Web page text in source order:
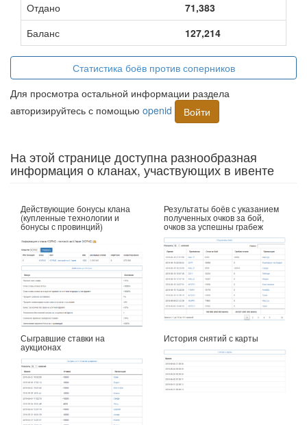
Отдано
71,383
Баланс
127,214
Статистика боёв против соперников
Для просмотра остальной информации раздела
авторизируйтесь с помощью openid Войти
На этой странице доступна разнообразная
информация о кланах, участвующих в ивенте
Действующие бонусы клана
(купленные технологии и
бонусы с провинций)
Результаты боёв с указанием
полученных очков за бой,
очков за успешны грабеж
Сыгравшие ставки на
аукционах
История снятий с карты